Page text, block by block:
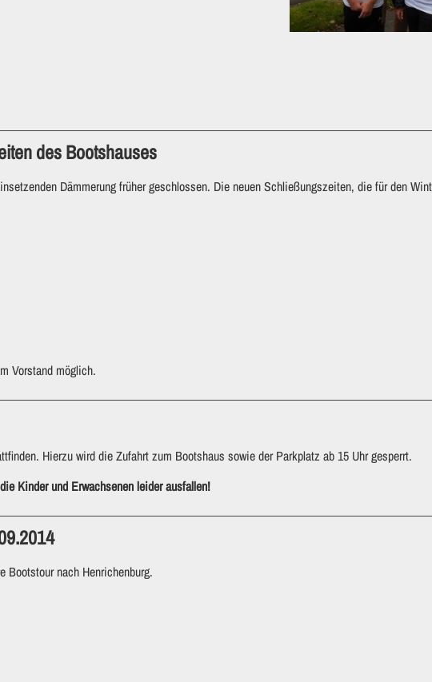
des Bootshauses
Dämmerung früher geschlossen. Die neuen Schließungszeiten, die für den
Vorstand möglich.
Hierzu wird die Zufahrt zum Bootshaus sowie der Parkplatz ab 15 Uhr gesperrt.
Kinder und Erwachsenen leider ausfallen!
Bootstour nach Henrichenburg.